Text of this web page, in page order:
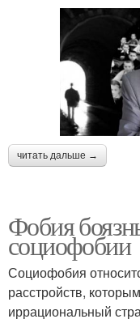
читать дальше →
Фобия
социофобии
Социофобия
расстройств,
иррациональный